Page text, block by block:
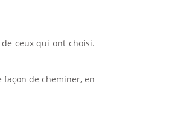
ceux qui ont choisi.
de cheminer, en